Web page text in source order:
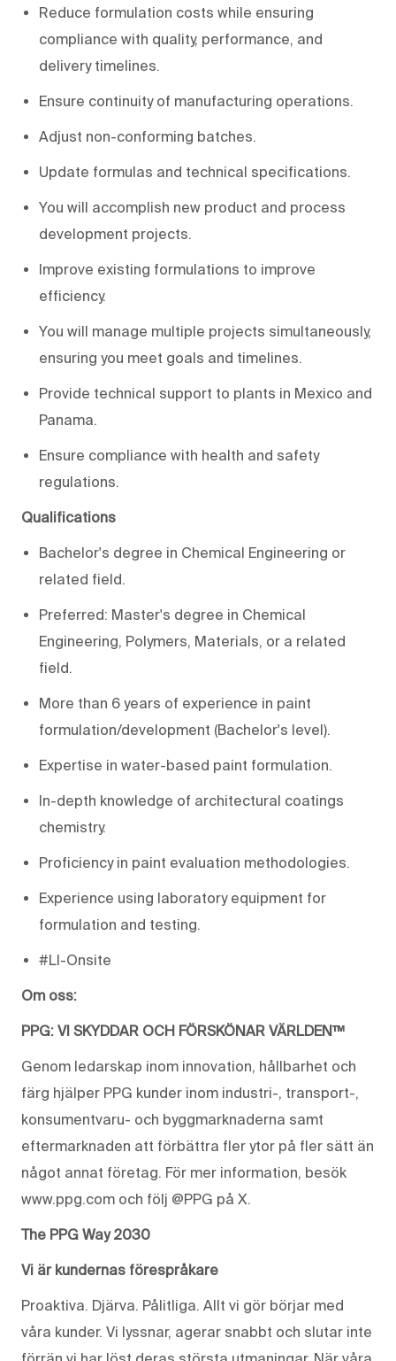
Reduce formulation costs while ensuring
compliance with quality, performance, and
delivery timelines.
Ensure continuity of manufacturing operations.
Adjust non-conforming batches.
Update formulas and technical specifications.
You will accomplish new product and process
development projects.
Improve existing formulations to improve
efficiency.
You will manage multiple projects simultaneously,
ensuring you meet goals and timelines.
Provide technical support to plants in Mexico and
Panama.
Ensure compliance with health and safety
regulations.
Qualifications
Bachelor's degree in Chemical Engineering or
related field.
Preferred: Master's degree in Chemical
Engineering, Polymers, Materials, or a related
field.
More than 6 years of experience in paint
formulation/development (Bachelor's level).
Expertise in water-based paint formulation.
In-depth knowledge of architectural coatings
chemistry.
Proficiency in paint evaluation methodologies.
Experience using laboratory equipment for
formulation and testing.
#LI-Onsite
Om oss:
PPG: VI SKYDDAR OCH FÖRSKÖNAR VÄRLDEN™
Genom ledarskap inom innovation, hållbarhet och
färg hjälper PPG kunder inom industri-, transport-,
konsumentvaru- och byggmarknaderna samt
eftermarknaden att förbättra fler ytor på fler sätt än
något annat företag. För mer information, besök
www.ppg.com och följ @PPG på X.
The PPG Way 2030
Vi är kundernas förespråkare
Proaktiva. Djärva. Pålitliga. Allt vi gör börjar med
våra kunder. Vi lyssnar, agerar snabbt och slutar inte